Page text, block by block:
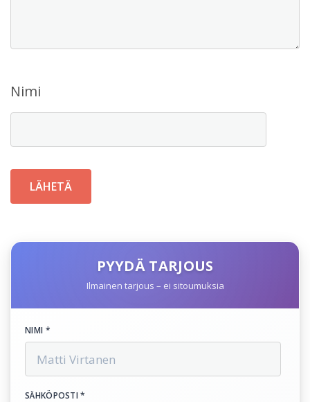
Nimi
PYYDÄ TARJOUS
Ilmainen tarjous – ei sitoumuksia
NIMI *
SÄHKÖPOSTI *